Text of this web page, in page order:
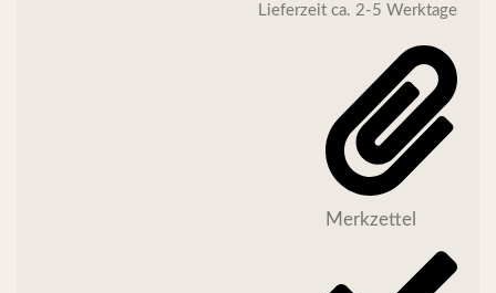
Lieferzeit ca. 2-5 Werktage
Merkzettel